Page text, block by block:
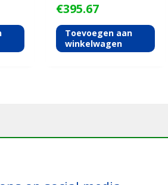
€395.67
Toevoegen aan
winkelwagen